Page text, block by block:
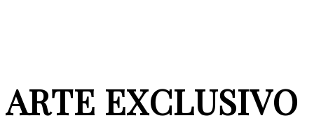
ARTE EXCLUSIVO